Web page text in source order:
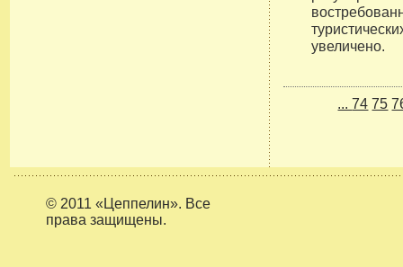
увеличено.
...74 75
© 2011 «Цеппелин». Все
права защищены.